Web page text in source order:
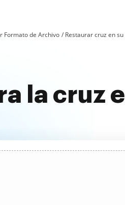
Formato de Archivo Restaurar cruz en
la cruz